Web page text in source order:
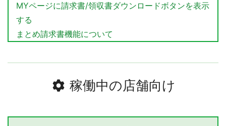
MYページに請求書/領収書ダウンロードボタンを表示
する
まとめ請求書機能について
稼働中の店舗向け